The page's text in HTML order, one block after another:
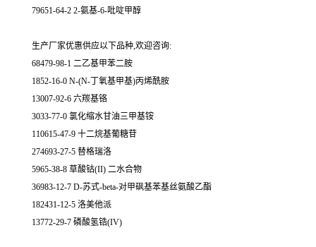
79651-64-2 2-氨基-6-吡啶甲醇
生产厂家优惠供应以下品种,欢迎咨询:
68479-98-1 二乙基甲苯二胺
1852-16-0 N-(N-丁氧基甲基)丙烯酰胺
13007-92-6 六羰基铬
3033-77-0 氯化缩水甘油三甲基铵
110615-47-9 十二烷基葡糖苷
274693-27-5 替格瑞洛
5965-38-8 草酸钴(II) 二水合物
36983-12-7 D-苏式-beta-对甲砜基苯基丝氨酸乙酯
182431-12-5 洛美他派
13772-29-7 磷酸氢锆(IV)